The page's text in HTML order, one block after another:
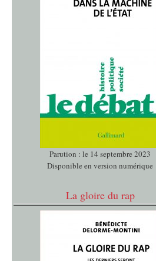
Parution : le 14 septembre 2023
Disponible en version numérique
La gloire du rap